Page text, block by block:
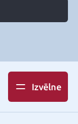
Izvēlne